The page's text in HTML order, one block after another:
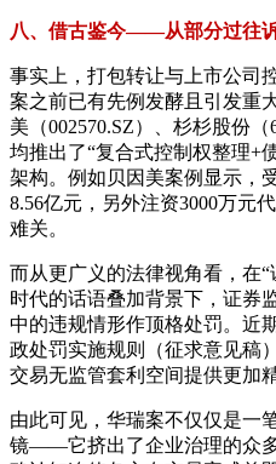
八、借古鉴今——从部分过往
事实上，打包转让与上市公司
案之前已有先例发酵且引发重
美（002570.SZ）、杉杉股份
均推出了“复合式控制权整理+
架构。例如贝因美案例显示，
8.56亿元，另外注资3000万元
难关。
而从更广义的法律视角看，在
时代的话语叠加背景下，证券
中的违规情形作顶格处罚。近
政处罚实施规则（征求意见稿
交易无监管套利空间提供更加
由此可见，华瑞案不仅仅是一
镜——它挤出了企业治理的众